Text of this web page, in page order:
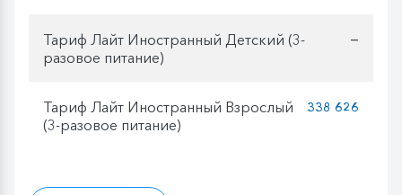
Тариф Лайт Иностранный Детский (3-
разовое питание)
—
Тариф Лайт Иностранный Взрослый
(3-разовое питание)
338 626